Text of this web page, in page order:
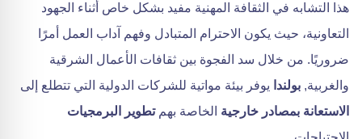
هذا التشابه في الثقافة المهنية مفيد بشكل خاص أثناء الجهود
التعاونية، حيث يكون الاحترام المتبادل وفهم آداب العمل أمرًا
ضروريًا. من خلال سد الفجوة بين ثقافات الأعمال الشرقية
والغربية, بولندا يوفر بيئة مواتية للشركات الدولية التي تتطلع إلى
الاستعانة بمصادر خارجية الخاصة بهمتطوير البرمجيات